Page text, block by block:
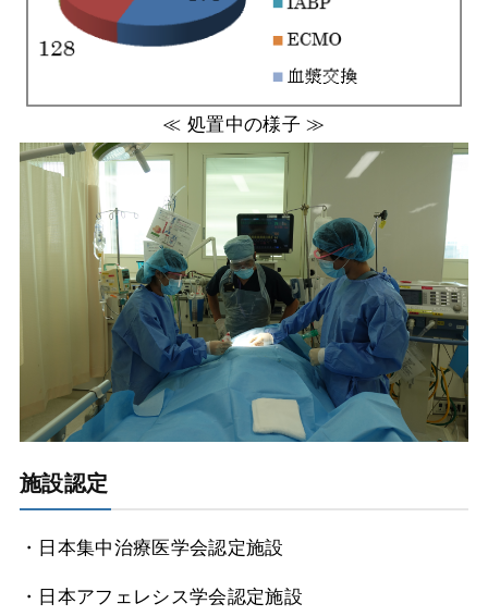
≪ 処置中の様子 ≫
施設認定
・日本集中治療医学会認定施設
・日本アフェレシス学会認定施設